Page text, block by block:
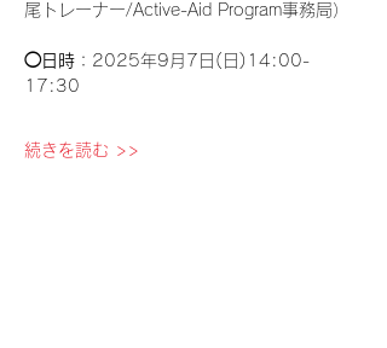
尾トレーナー/Active-Aid Program事務局）
◯日時 ：2025年9月7日(日)14:00-
17:30
続きを読む >>